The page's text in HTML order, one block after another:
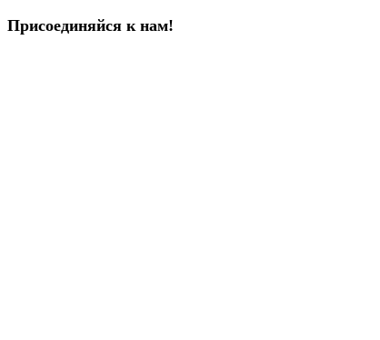
Присоединяйся к нам!